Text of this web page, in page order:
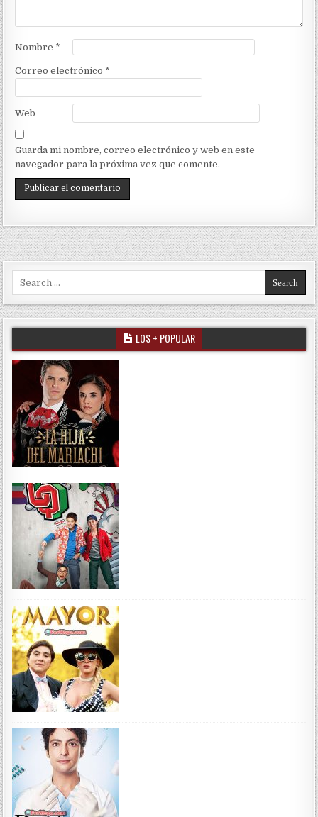
Nombre *
Correo electrónico *
Web
Guarda mi nombre, correo electrónico y web en este
navegador para la próxima vez que comente.
Search for:
LOS + POPULAR